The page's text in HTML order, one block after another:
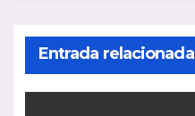
Entrada relacionada